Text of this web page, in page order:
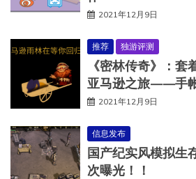
2021年12月9日
推荐 独游评测
《密林传奇》：套
亚马逊之旅——手
2021年12月9日
信息发布
国产纪实风模拟生
次曝光！！